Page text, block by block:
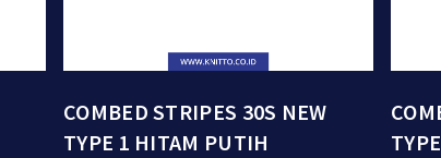
COMBED STRIPES 30S NEW
TYPE 1 HITAM PUTIH